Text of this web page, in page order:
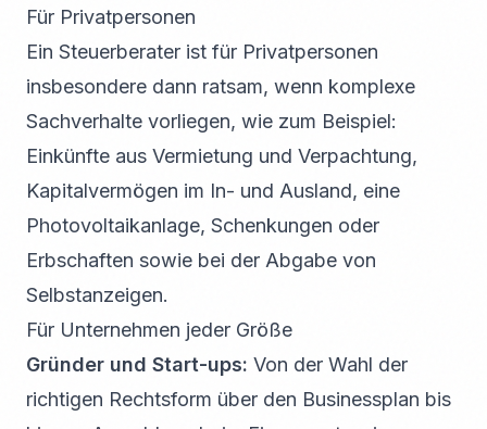
Für Privatpersonen
Ein Steuerberater ist für Privatpersonen
insbesondere dann ratsam, wenn komplexe
Sachverhalte vorliegen, wie zum Beispiel:
Einkünfte aus Vermietung und Verpachtung,
Kapitalvermögen im In- und Ausland, eine
Photovoltaikanlage, Schenkungen oder
Erbschaften sowie bei der Abgabe von
Selbstanzeigen.
Für Unternehmen jeder Größe
Gründer und Start-ups: Von der Wahl der
richtigen Rechtsform über den Businessplan bis